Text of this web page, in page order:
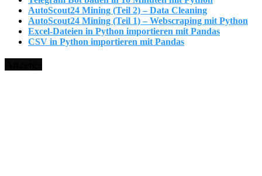
AutoScout24 Mining (Teil 2) – Data Cleaning
AutoScout24 Mining (Teil 1) – Webscraping mit Python
Excel-Dateien in Python importieren mit Pandas
CSV in Python importieren mit Pandas